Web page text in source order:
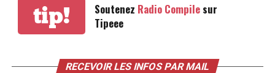
tip! Soutenez Radio Compilesur
Tipeee
RECEVOIR LES INFOS PAR MAIL